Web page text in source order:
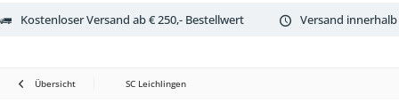
Kostenloser Versand ab € 250,- Bestellwert Versand
Übersicht SC Leichlingen